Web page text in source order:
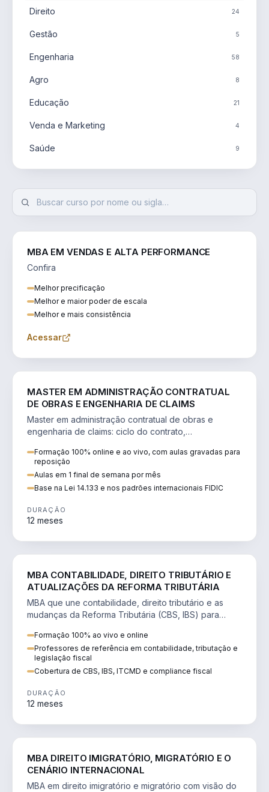
Direito 24
Gestão 5
Engenharia 58
Agro 8
Educação 21
Venda e Marketing 4
Saúde 9
MBA EM VENDAS E ALTA PERFORMANCE
Confira
Melhor precificação
Melhor e maior poder de escala
Melhor e mais consistência
Acessar
MASTER EM ADMINISTRAÇÃO CONTRATUAL
DE OBRAS E ENGENHARIA DE CLAIMS
Master em administração contratual de obras e
engenharia de claims: ciclo do contrato,
Formação 100% online e ao vivo, com aulas gravadas para
reposição
Aulas em 1 final de semana por mês
Base na Lei 14.133 e nos padrões internacionais FIDIC
DURAÇÃO
12 meses
MBA CONTABILIDADE, DIREITO TRIBUTÁRIO E
ATUALIZAÇÕES DA REFORMA TRIBUTÁRIA
MBA que une contabilidade, direito tributário e as
mudanças da Reforma Tributária (CBS, IBS) para
Formação 100% ao vivo e online
Professores de referência em contabilidade, tributação e
legislação fiscal
Cobertura de CBS, IBS, ITCMD e compliance fiscal
DURAÇÃO
12 meses
MBA DIREITO IMIGRATÓRIO, MIGRATÓRIO E O
CENÁRIO INTERNACIONAL
MBA em direito imigratório e migratório com visão do